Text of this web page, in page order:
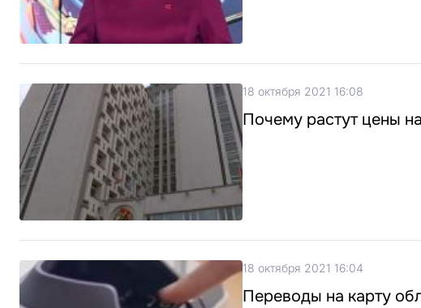
18 октября 2021 16:08
Почему растут цены
18 октября 2021 16:04
Переводы на карту